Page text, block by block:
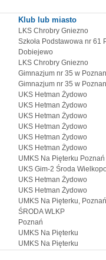
Klub lub miasto
LKS Chrobry Gniezno
Szkoła Podstawowa nr 61
Dobiejewo
LKS Chrobry Gniezno
Gimnazjum nr 35 w
Gimnazjum nr 35 w
UKS Hetman Żydowo
UKS Hetman Żydowo
UKS Hetman Żydowo
UKS Hetman Żydowo
UKS Hetman Żydowo
UKS Hetman Żydowo
UMKS Na Pięterku Poznań
UKS Gim-2 Środa
UKS Hetman Żydowo
UKS Hetman Żydowo
UMKS Na Pięterku, Poznań
ŚRODA WLKP
Poznań
UMKS Na Pięterku
UMKS Na Pięterku